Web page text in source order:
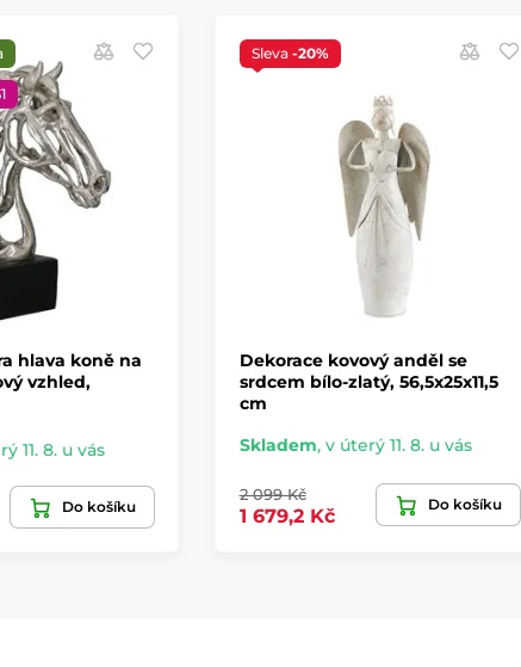
hlava koně na
vzhled,
11. 8. u vás
Do košíku
Sleva -20%
Dekorace kovový anděl se
srdcem bílo-zlatý, 56,5x25x11,5
cm
Skladem, v úterý 11. 8. u vás
2 099 Kč
1 679,2 Kč
Do košíku